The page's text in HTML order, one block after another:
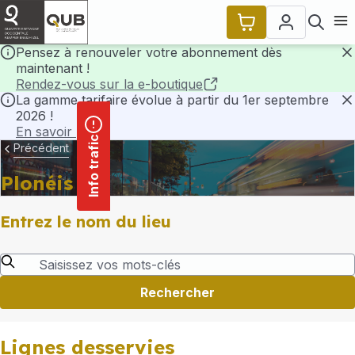
principal
Pensez à renouveler votre abonnement dès
maintenant !
Rendez-vous sur la e-boutique
La gamme tarifaire évolue à partir du 1er septembre
2026 !
En savoir plus
Info trafic
Précédent
Plonéis
Entrez le nom du lieu
Rechercher
Lignes desservies
Panneau de gestion des cookies